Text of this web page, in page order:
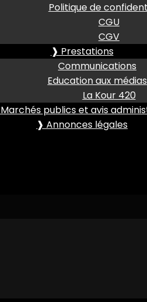
Politique de
CGU
CGV
❱ Prestations
Communications
Education aux médias
La Kour 420
publics et avis
❱ Annonces légales